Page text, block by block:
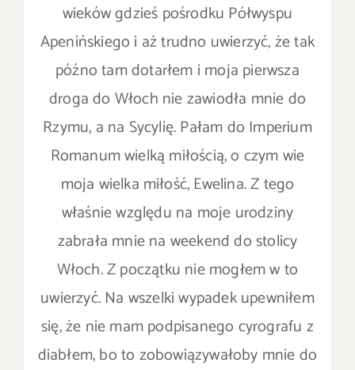
wieków gdzieś pośrodku Półwyspu
Apenińskiego i aż trudno uwierzyć, że tak
późno tam dotarłem i moja pierwsza
droga do Włoch nie zawiodła mnie do
Rzymu, a na Sycylię. Pałam do Imperium
Romanum wielką miłością, o czym wie
moja wielka miłość, Ewelina. Z tego
właśnie względu na moje urodziny
zabrała mnie na weekend do stolicy
Włoch. Z początku nie mogłem w to
uwierzyć. Na wszelki wypadek upewniłem
się, że nie mam podpisanego cyrografu z
diabłem, bo to zobowiązywałoby mnie do